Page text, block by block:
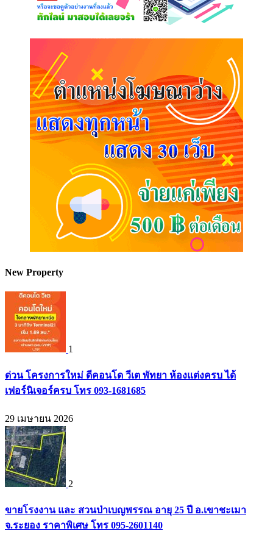
New Property
1
ด่วน โครงการใหม่ ดีคอนโด วีเต พัทยา ห้องแต่งครบ ได้
เฟอร์นิเจอร์ครบ โทร 093-1681685
29 เมษายน 2026
2
ขายโรงงาน และ สวนป่าเบญพรรณ อายุ 25 ปี อ.เขาชะเมา
จ.ระยอง ราคาพิเศษ โทร 095-2601140